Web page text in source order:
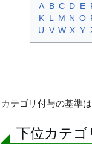
A B C D E
K L M N O
U V W X Y
カテゴリ付与の基準は
下位カテゴ